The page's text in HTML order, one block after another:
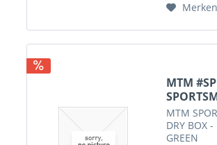
Merken
MTM
DRY
MTM
DRY BOX
GREEN